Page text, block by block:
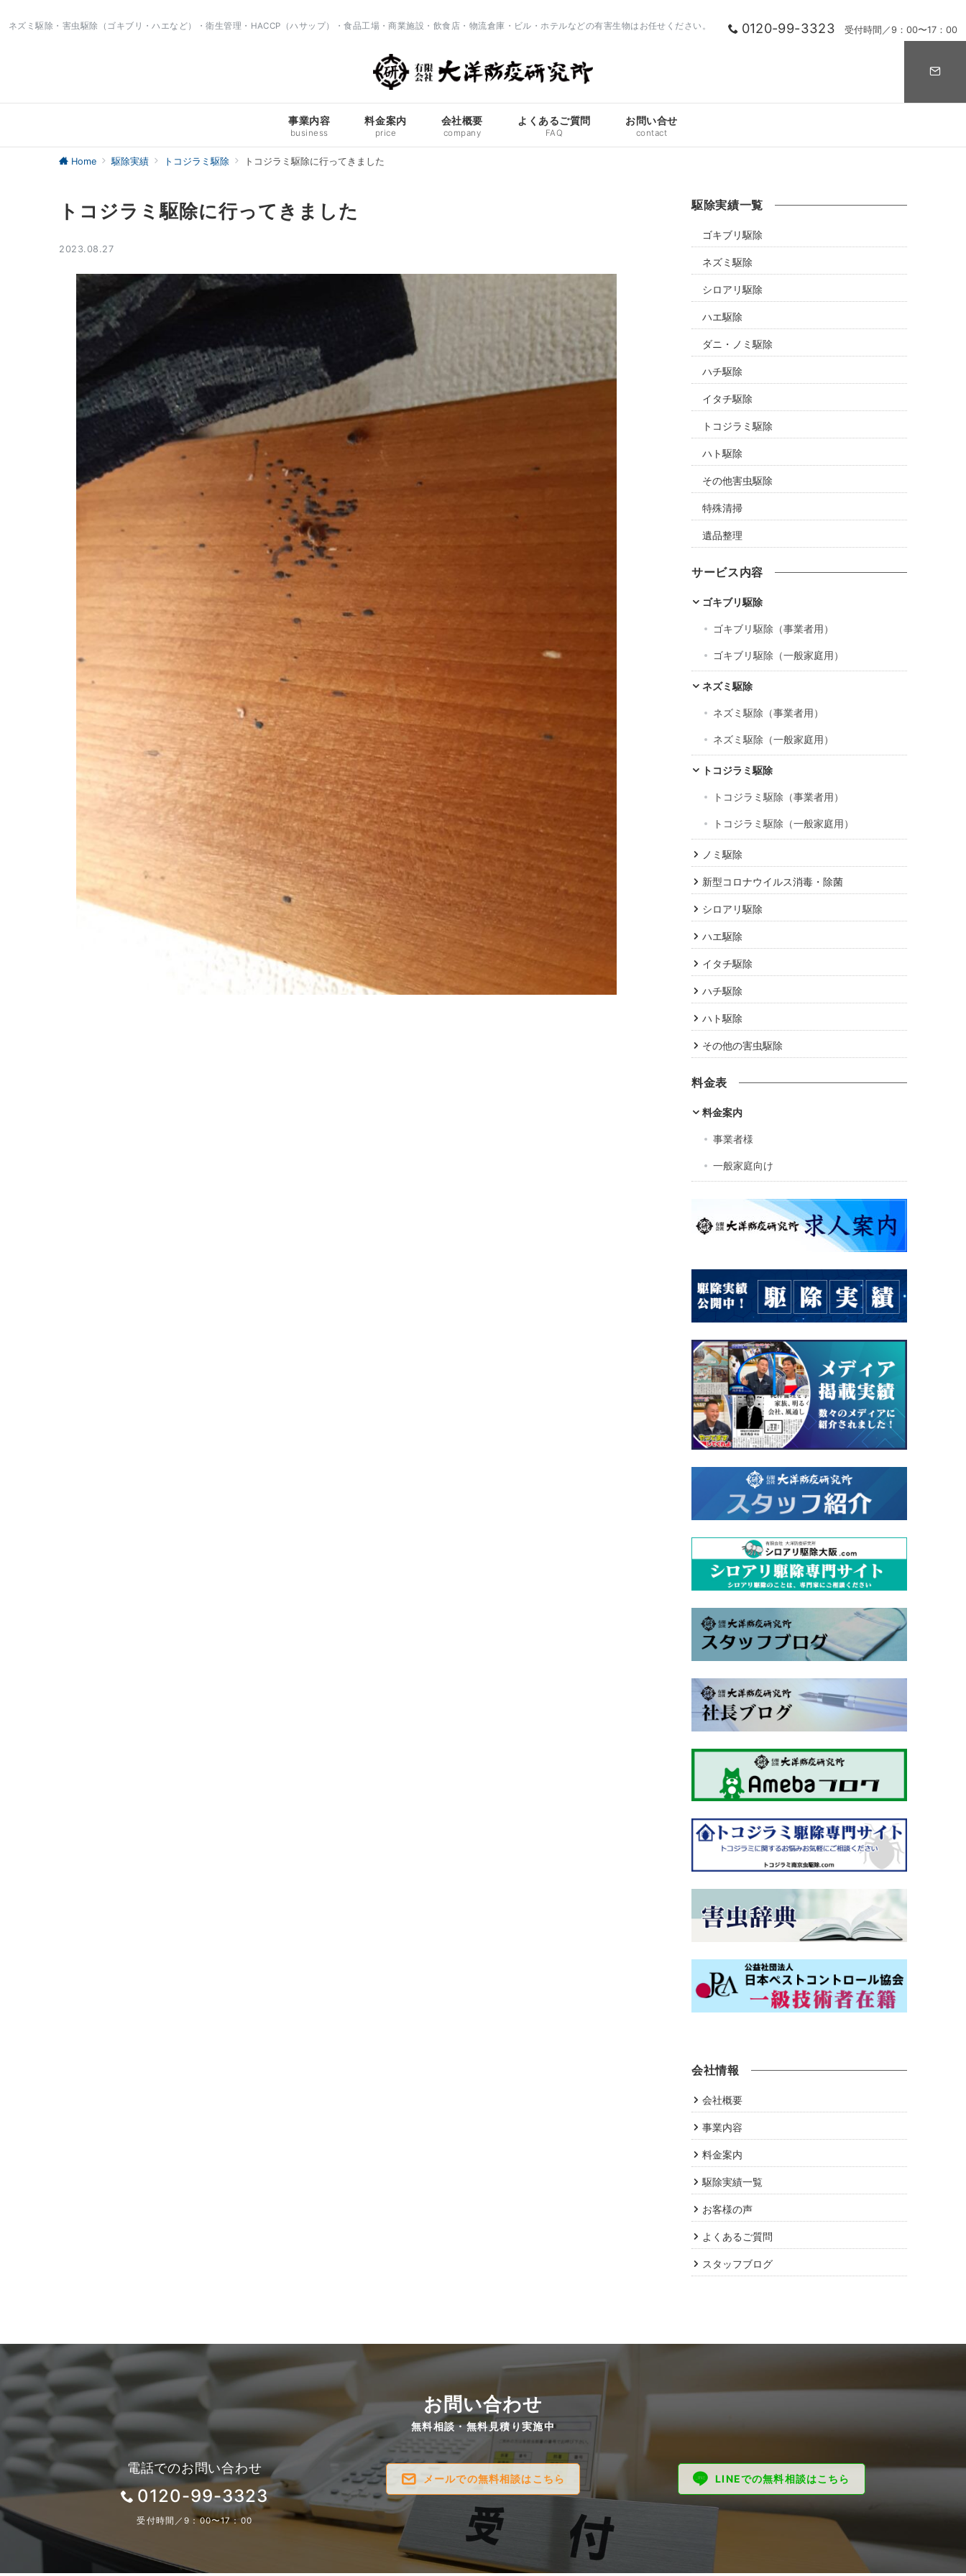
0120-99-3323 受付時間／9：00〜17：00
ネズミ駆除・害虫駆除（ゴキブリ・ハエなど）・衛生管理・HACCP（ハサップ）・食品工場・商業施設・飲食店・物流倉庫・ビル・ホテルなどの有害生物はお任せください。
事業内容
business
料金案内
price
会社概要
company
よくあるご質問
FAQ
お問い合せ
contact
Home 駆除実績 トコジラミ駆除 トコジラミ駆除に行ってきました
トコジラミ駆除に行ってきました
2023.08.27
駆除実績一覧
ゴキブリ駆除
ネズミ駆除
シロアリ駆除
ハエ駆除
ダニ・ノミ駆除
ハチ駆除
イタチ駆除
トコジラミ駆除
ハト駆除
その他害虫駆除
特殊清掃
遺品整理
サービス内容
ゴキブリ駆除
ゴキブリ駆除（事業者用）
ゴキブリ駆除（一般家庭用）
ネズミ駆除
ネズミ駆除（事業者用）
ネズミ駆除（一般家庭用）
トコジラミ駆除
トコジラミ駆除（事業者用）
トコジラミ駆除（一般家庭用）
ノミ駆除
新型コロナウイルス消毒・除菌
シロアリ駆除
ハエ駆除
イタチ駆除
ハチ駆除
ハト駆除
その他の害虫駆除
料金表
料金案内
事業者様
一般家庭向け
会社情報
会社概要
事業内容
料金案内
駆除実績一覧
お客様の声
よくあるご質問
スタッフブログ
お問い合わせ
無料相談・無料見積り実施中
電話でのお問い合わせ
0120-99-3323
受付時間／9：00〜17：00
メールでの無料相談はこちら LINEでの無料相談はこちら